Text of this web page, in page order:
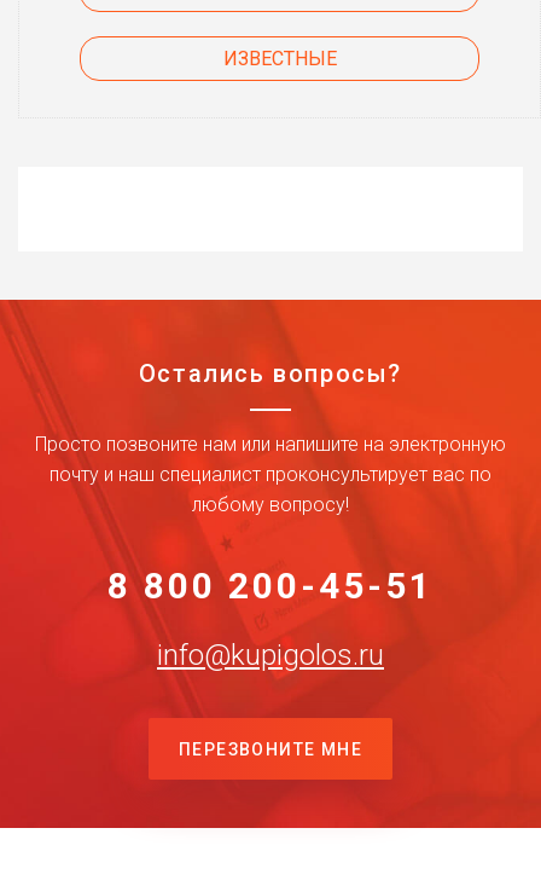
ИЗВЕСТНЫЕ
Остались вопросы?
Просто позвоните нам или напишите на электронную
почту и наш специалист проконсультирует вас по
любому вопросу!
8 800 200-45-51
info@kupigolos.ru
ПЕРЕЗВОНИТЕ МНЕ